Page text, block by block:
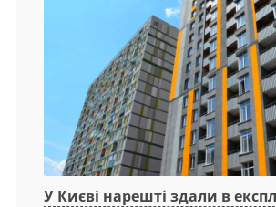
У Києві нарешті здали в